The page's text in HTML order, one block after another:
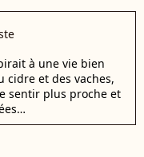
à une vie bien
cidre et des vaches,
sentir plus proche et